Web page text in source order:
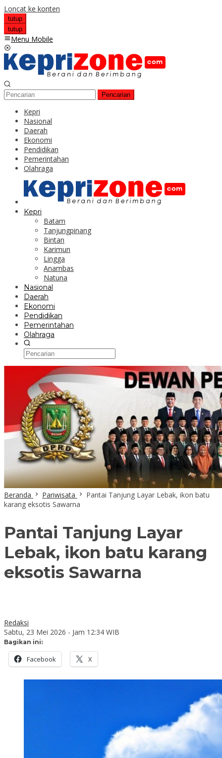
Loncat ke konten
tutup
tutup
Menu Mobile
Pencarian
Kepri
Nasional
Daerah
Ekonomi
Pendidikan
Pemerintahan
Olahraga
Kepri
Batam
Tanjungpinang
Bintan
Karimun
Lingga
Anambas
Natuna
Nasional
Daerah
Ekonomi
Pendidikan
Pemerintahan
Olahraga
Beranda Pariwisata
Pantai Tanjung Layar Lebak, ikon batu
karang eksotis Sawarna
Pantai Tanjung Layar
Lebak, ikon batu karang
eksotis Sawarna
Redaksi
Sabtu, 23 Mei 2026 - Jam 12:34 WIB
Bagikan ini:
Facebook X